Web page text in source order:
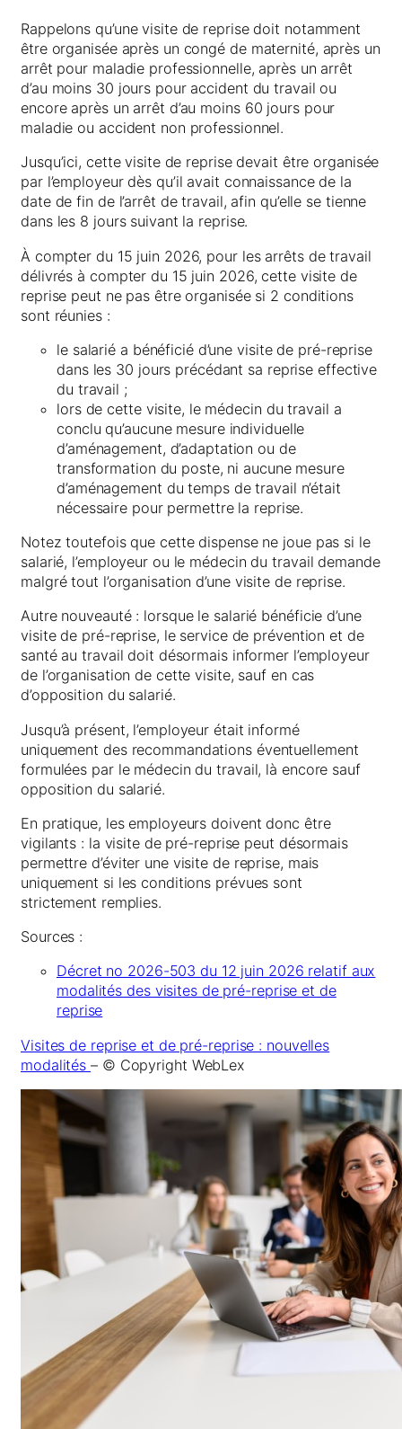
Rappelons qu’une visite de reprise doit notamment
être organisée après un congé de maternité, après un
arrêt pour maladie professionnelle, après un arrêt
d’au moins 30 jours pour accident du travail ou
encore après un arrêt d’au moins 60 jours pour
maladie ou accident non professionnel.
Jusqu’ici, cette visite de reprise devait être organisée
par l’employeur dès qu’il avait connaissance de la
date de fin de l’arrêt de travail, afin qu’elle se tienne
dans les 8 jours suivant la reprise.
À compter du 15 juin 2026, pour les arrêts de travail
délivrés à compter du 15 juin 2026, cette visite de
reprise peut ne pas être organisée si 2 conditions
sont réunies :
le salarié a bénéficié d’une visite de pré-reprise
dans les 30 jours précédant sa reprise effective
du travail ;
lors de cette visite, le médecin du travail a
conclu qu’aucune mesure individuelle
d’aménagement, d’adaptation ou de
transformation du poste, ni aucune mesure
d’aménagement du temps de travail n’était
nécessaire pour permettre la reprise.
Notez toutefois que cette dispense ne joue pas si le
salarié, l’employeur ou le médecin du travail demande
malgré tout l’organisation d’une visite de reprise.
Autre nouveauté : lorsque le salarié bénéficie d’une
visite de pré-reprise, le service de prévention et de
santé au travail doit désormais informer l’employeur
de l’organisation de cette visite, sauf en cas
d’opposition du salarié.
Jusqu’à présent, l’employeur était informé
uniquement des recommandations éventuellement
formulées par le médecin du travail, là encore sauf
opposition du salarié.
En pratique, les employeurs doivent donc être
vigilants : la visite de pré-reprise peut désormais
permettre d’éviter une visite de reprise, mais
uniquement si les conditions prévues sont
strictement remplies.
Sources :
Décret no 2026-503 du 12 juin 2026 relatif aux
modalités des visites de pré-reprise et de
reprise
Visites de reprise et de pré-reprise : nouvelles
modalités– © Copyright WebLex